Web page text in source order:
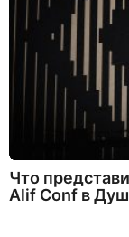
Что
Alif Conf в